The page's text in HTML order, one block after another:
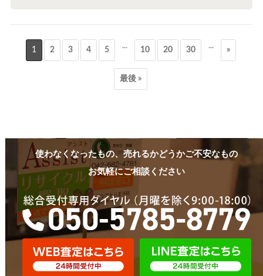
1 2 3 4 5 ... 10 20 30 ... »
最後 »
使わなくなったもの、売れるかどうかご不安なもの
お気軽にご相談ください